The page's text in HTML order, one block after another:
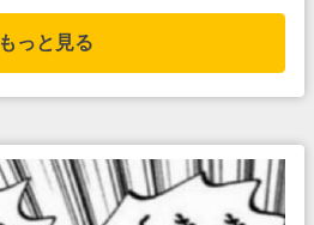
もっと見る